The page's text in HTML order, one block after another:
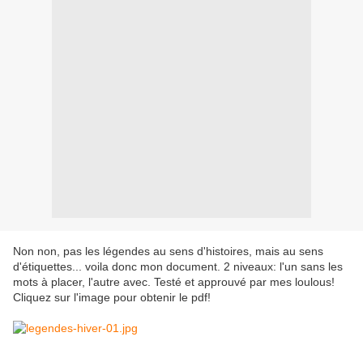
Non non, pas les légendes au sens d'histoires, mais au sens
d'étiquettes... voila donc mon document. 2 niveaux: l'un sans les
mots à placer, l'autre avec. Testé et approuvé par mes loulous!
Cliquez sur l'image pour obtenir le pdf!